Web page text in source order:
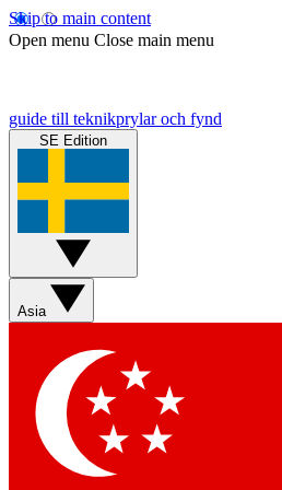
Skip to main content
Open menu Close main menu
guide till teknikprylar och fynd
SE Edition
Asia